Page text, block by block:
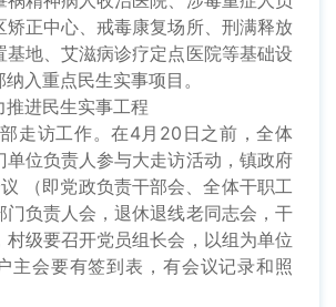
矫正中心、戒毒康复场所、刑满释放
基地、艾滋病诊疗定点医院等基础设
入重点民生实事项目。
推进民生实事工程
走访工作。在4月20日之前，全体
单位负责人参与大走访活动，镇政府
（即党政负责干部会、全体干职工
门负责人会，退休退线老同志会，干
村级要召开党员组长会，以组为单位
主会要有签到表，有会议记录和照